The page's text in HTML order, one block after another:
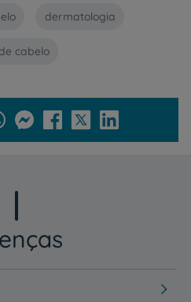
dermatologia
cabelo